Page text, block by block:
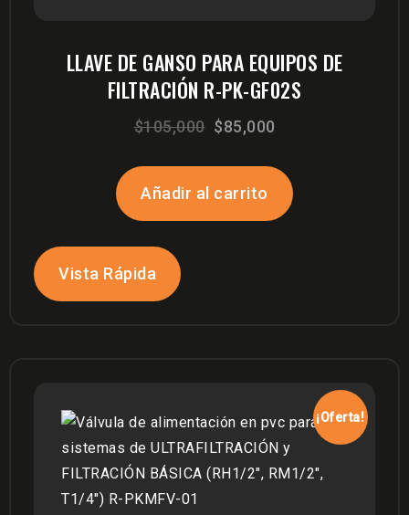
LLAVE DE GANSO PARA EQUIPOS DE
FILTRACIÓN R-PK-GF02S
$105,000 El
original
$85,000
actual
es:
Añadir al carrito
Vista Rápida
¡Oferta!